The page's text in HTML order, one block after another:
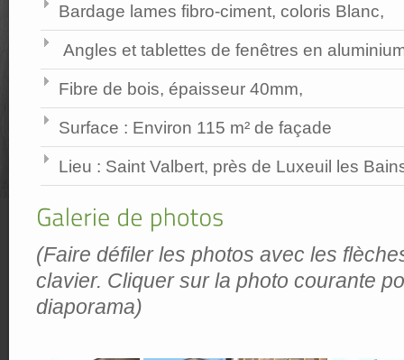
Bardage lames fibro-ciment, coloris Blanc,
Angles et tablettes de fenêtres en
Fibre de bois, épaisseur 40mm,
Surface : Environ 115 m² de façade
Lieu : Saint Valbert, près de Luxeuil les
(Faire défiler les photos avec les
clavier. Cliquer sur la photo courante
diaporama)